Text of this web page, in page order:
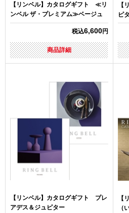
【リンベル】カタログギフト ≪リ
ンベル ザ・プレミアム≫ベージュ
税込6,600円
商品詳細
【
ピ
【リンベル】カタログギフト プレ
アデス＆ジュピター
【
（